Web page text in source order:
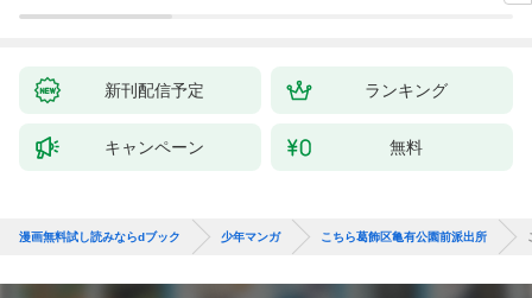
新刊配信予定 ランキング
キャンペーン 無料
漫画無料試し読みならdブック 少年マンガ こちら葛飾区亀有公園前派出所